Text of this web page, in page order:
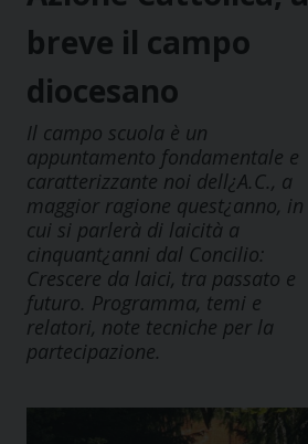
breve il campo
diocesano
Il campo scuola è un
appuntamento fondamentale e
caratterizzante noi dell¿A.C., a
maggior ragione quest¿anno, in
cui si parlerà di laicità a
cinquant¿anni dal Concilio:
Crescere da laici, tra passato e
futuro. Programma, temi e
relatori, note tecniche per la
partecipazione.